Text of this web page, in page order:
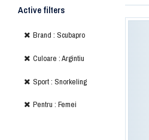
Active filters
Brand : Scubapro
Culoare : Argintiu
Sport : Snorkeling
Pentru : Femei